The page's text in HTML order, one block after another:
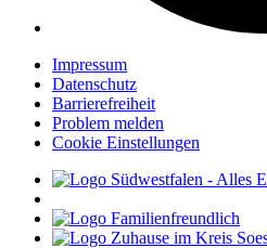
Impressum
Datenschutz
Barrierefreiheit
Problem melden
Cookie Einstellungen